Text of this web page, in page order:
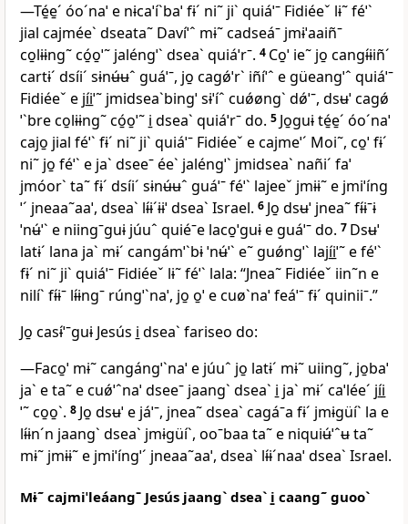
—Té̱e̱ˊ óoˊnaˈ e nɨcaˈíˋbaˈ fɨˊ ni˜ jiˋ quiáˈˉ Fidiéeˇ lɨ˜ féˈˋ
jial cajméeˋ dseata˜ Davíˈˆ mɨ˜ cadseáˉ jmɨˈaaiñˉ
co̱lɨɨng˜ có̱o̱ˈ˜ jaléngˈˋ dseaˋ quiáˈrˉ. 4 Co̱ˈ ie˜ jo̱ cangɨ́ɨiñˊ
cartɨˊ dsíiˊ sɨnʉ́ʉˆ guáˈˉ, jo̱ cagǿˈrˋ iñíˈˆ e güeangˈˆ quiáˈˉ
Fidiéeˇ e jí̱i̱ˈ˜ jmidseaˋbingˈ sɨˈíˆ cuǿøngˋ dǿˈˉ, dsʉˈ cagǿ
ˈˋbre co̱lɨɨng˜ có̱o̱ˈ˜ i̱ dseaˋ quiáˈrˉ do. 5 Jo̱guɨ té̱e̱ˊ óoˊnaˈ
cajo̱ jial féˈˋ fɨˊ ni˜ jiˋ quiáˈˉ Fidiéeˇ e cajmeˈˊ Moi˜, co̱ˈ fɨˊ
ni˜ jo̱ féˈˋ e jaˋ dseeˉ éeˋ jaléngˈˋ jmidseaˋ nañiˊ faˈ
jmóorˋ ta˜ fɨˊ dsíiˊ sɨnʉ́ʉˆ guáˈˉ féˈˋ lajeeˇ jmɨɨ˜ e jmiˈíng
ˈˊ jneaa˜aaˈ, dseaˋ lɨ́ɨˊɨɨˈ dseaˋ Israel. 6 Jo̱ dsʉˈ jnea˜ fɨ́ɨˉɨ
ˈnʉ́ˈˋ e niingˉguɨ júuˆ quiéˉe laco̱ˈguɨ e guáˈˉ do. 7 Dsʉˈ
latɨˊ lana jaˋ mɨˊ cangámˈˋbɨ ˈnʉ́ˈˋ e˜ guǿngˈˋ lají̱i̱ˈ˜ e féˈˋ
fɨˊ ni˜ jiˋ quiáˈˉ Fidiéeˇ lɨ˜ féˈˋ lala: “Jnea˜ Fidiéeˇ iin˜n e
nilíˋ fɨ́ɨˉ lɨ́ɨngˉ rúngˈˋnaˈ, jo̱ o̱ˈ e cuøˋnaˈ feáˈˉ fɨˊ quiniiˉ.”
Jo̱ casɨ́ˈˉguɨ Jesús i̱ dseaˋ fariseo do:
—Faco̱ˈ mɨ˜ cangángˈˋnaˈ e júuˆ jo̱ latɨˊ mɨ˜ uiing˜, jo̱baˈ
jaˋ e ta˜ e cuǿˈˆnaˈ dseeˉ jaangˋ dseaˋ i̱ jaˋ mɨˊ caˈléeˊ jí̱i̱
ˈ˜ co̱o̱ˋ. 8 Jo̱ dsʉˈ e jáˈˉ, jnea˜ dseaˋ cagáˉa fɨˊ jmɨgüíˋ la e
lɨ́ɨnˊn jaangˋ dseaˋ jmɨgüíˋ, ooˉbaa ta˜ e niquiʉ́ˈˆʉ ta˜
mɨ˜ jmɨɨ˜ e jmiˈíngˈˊ jneaa˜aaˈ, dseaˋ lɨ́ɨˊnaaˈ dseaˋ Israel.
Mɨ˜ cajmiˈleáangˉ Jesús jaangˋ dseaˋ i̱ caang˜ guooˋ